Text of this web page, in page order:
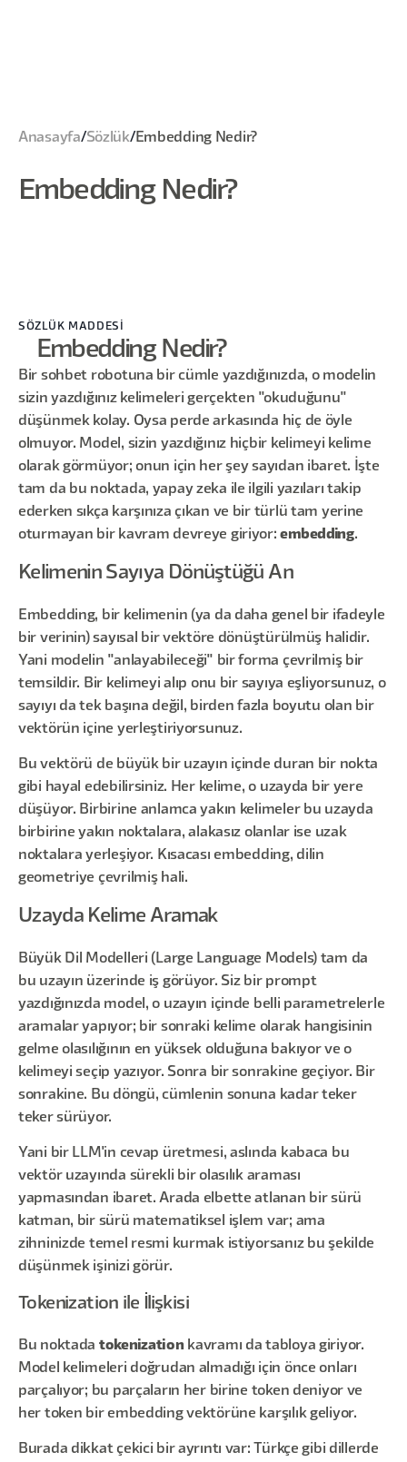
Anasayfa/Sözlük/ Embedding Nedir?
Embedding Nedir?
SÖZLÜK MADDESİ
Embedding Nedir?
Bir sohbet robotuna bir cümle yazdığınızda, o modelin
sizin yazdığınız kelimeleri gerçekten "okuduğunu"
düşünmek kolay. Oysa perde arkasında hiç de öyle
olmuyor. Model, sizin yazdığınız hiçbir kelimeyi kelime
olarak görmüyor; onun için her şey sayıdan ibaret. İşte
tam da bu noktada, yapay zeka ile ilgili yazıları takip
ederken sıkça karşınıza çıkan ve bir türlü tam yerine
oturmayan bir kavram devreye giriyor:embedding.
Kelimenin Sayıya Dönüştüğü An
Embedding, bir kelimenin (ya da daha genel bir ifadeyle
bir verinin) sayısal bir vektöre dönüştürülmüş halidir.
Yani modelin "anlayabileceği" bir forma çevrilmiş bir
temsildir. Bir kelimeyi alıp onu bir sayıya eşliyorsunuz, o
sayıyı da tek başına değil, birden fazla boyutu olan bir
vektörün içine yerleştiriyorsunuz.
Bu vektörü de büyük bir uzayın içinde duran bir nokta
gibi hayal edebilirsiniz. Her kelime, o uzayda bir yere
düşüyor. Birbirine anlamca yakın kelimeler bu uzayda
birbirine yakın noktalara, alakasız olanlar ise uzak
noktalara yerleşiyor. Kısacası embedding, dilin
geometriye çevrilmiş hali.
Uzayda Kelime Aramak
Büyük Dil Modelleri (Large Language Models) tam da
bu uzayın üzerinde iş görüyor. Siz bir prompt
yazdığınızda model, o uzayın içinde belli parametrelerle
aramalar yapıyor; bir sonraki kelime olarak hangisinin
gelme olasılığının en yüksek olduğuna bakıyor ve o
kelimeyi seçip yazıyor. Sonra bir sonrakine geçiyor. Bir
sonrakine. Bu döngü, cümlenin sonuna kadar teker
teker sürüyor.
Yani bir LLM'in cevap üretmesi, aslında kabaca bu
vektör uzayında sürekli bir olasılık araması
yapmasından ibaret. Arada elbette atlanan bir sürü
katman, bir sürü matematiksel işlem var; ama
zihninizde temel resmi kurmak istiyorsanız bu şekilde
düşünmek işinizi görür.
Tokenization ile İlişkisi
Bu noktada tokenization kavramı da tabloya giriyor.
Model kelimeleri doğrudan almadığı için önce onları
parçalıyor; bu parçaların her birine token deniyor ve
her token bir embedding vektörüne karşılık geliyor.
Burada dikkat çekici bir ayrıntı var: Türkçe gibi dillerde